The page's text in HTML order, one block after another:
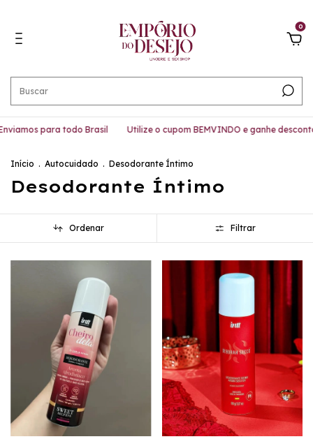
0
para todo Brasil Utilize o cupom BEMVINDO e ganhe
Início . Autocuidado . Desodorante Íntimo
Desodorante Íntimo
Ordenar Filtrar